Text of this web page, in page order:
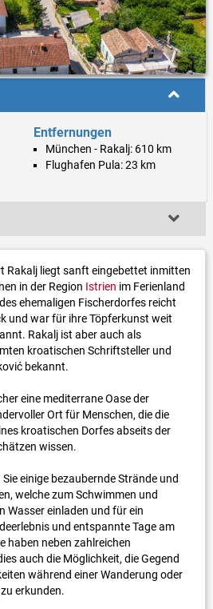
Entfernungen
München - Rakalj: 610 km
Flughafen Pula: 23 km
Rakalj liegt sanft eingebettet inmitten
in der Region Istrien im Ferienland
ehemaligen Fischerdorfes reicht
und war für ihre Töpferkunst weit
Rakalj ist aber auch als
kroatischen Schriftsteller und
bekannt.
eine mediterrane Oase der
Ort für Menschen, die die
kroatischen Dorfes abseits der
wissen.
einige bezaubernde Strände und
welche zum Schwimmen und
Wasser einladen und für ein
und entspannte Tage am
haben neben zahlreichen
auch die Möglichkeit, die Gegend
während einer Wanderung oder
erkunden.